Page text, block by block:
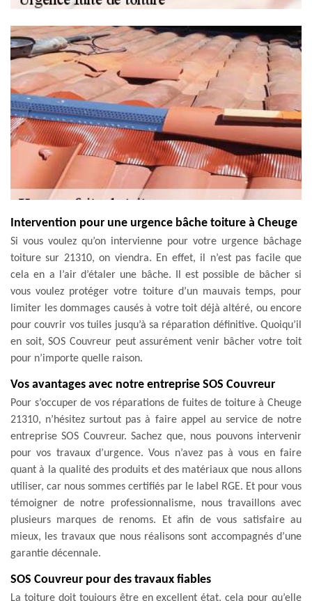
Intervention pour une urgence bâche toiture à Cheuge
Si vous voulez qu’on intervienne pour votre urgence bâchage
toiture sur 21310, on viendra. En effet, il n’est pas facile que
cela en a l’air d’étaler une bâche. Il est possible de bâcher si
vous voulez protéger votre toiture d’un mauvais temps, pour
limiter les dommages causés à votre toit déjà altéré, ou encore
pour couvrir vos tuiles jusqu’à sa réparation définitive. Quoiqu’il
en soit, SOS Couvreur peut assurément venir bâcher votre toit
pour n’importe quelle raison.
Vos avantages avec notre entreprise SOS Couvreur
Pour s’occuper de vos réparations de fuites de toiture à Cheuge
21310, n’hésitez surtout pas à faire appel au service de notre
entreprise SOS Couvreur. Sachez que, nous pouvons intervenir
pour vos travaux d’urgence. Vous n’avez pas à vous en faire
quant à la qualité des produits et des matériaux que nous allons
utiliser, car nous sommes certifiés par le label RGE. Et pour vous
témoigner de notre professionnalisme, nous travaillons avec
plusieurs marques de renoms. Et afin de vous satisfaire au
mieux, les travaux que nous réalisons sont accompagnés d’une
garantie décennale.
SOS Couvreur pour des travaux fiables
La toiture doit toujours être en excellent état, cela pour qu’elle